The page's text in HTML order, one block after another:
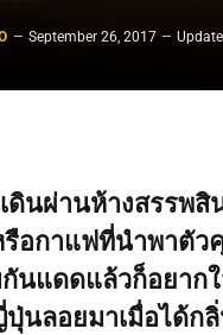
September 26, 2017
นผ่านห้างสรรพสิ
อกาแฟที่นำพาตัว
นแดดแล้วก็อยาก
นลอยมาเมื่อได้ก